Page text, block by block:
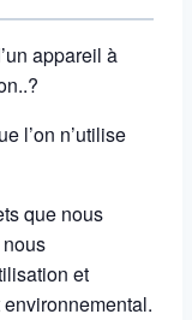
appareil à
l’on n’utilise
que nous
et